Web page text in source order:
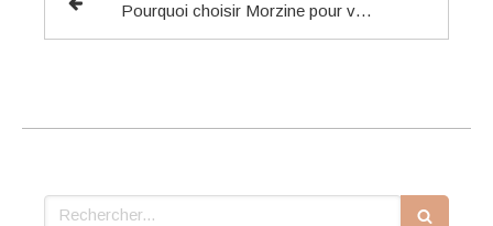
Pourquoi choisir Morzine pour vos prochaines vacances à la montagne ?
Rechercher